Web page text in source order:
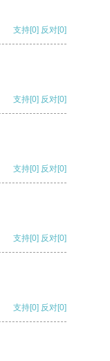
支持[0] 反对[0]
支持[0] 反对[0]
支持[0] 反对[0]
支持[0] 反对[0]
支持[0] 反对[0]